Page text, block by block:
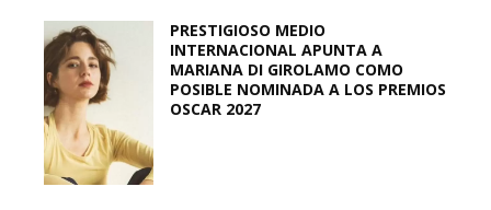
PRESTIGIOSO MEDIO
INTERNACIONAL APUNTA A
MARIANA DI GIROLAMO COMO
POSIBLE NOMINADA A LOS PREMIOS
OSCAR 2027